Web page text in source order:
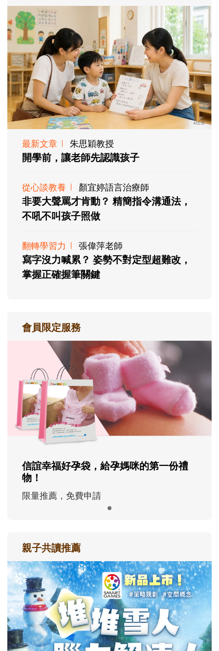
最新文章 朱思穎教授
開學前，讓老師先認識孩子
從心談教養 顏宜婷語言治療師
非要大聲罵才肯動？ 精簡指令溝通法，
不吼不叫孩子照做
翻轉學習力 張偉萍老師
寫字沒力喊累？ 姿勢不對定型超難改，
掌握正確握筆關鍵
會員限定服務
信誼幸福好孕袋，給孕媽咪的第一份禮
物！
限量推薦，免費申請
親子共讀推薦
最新活動